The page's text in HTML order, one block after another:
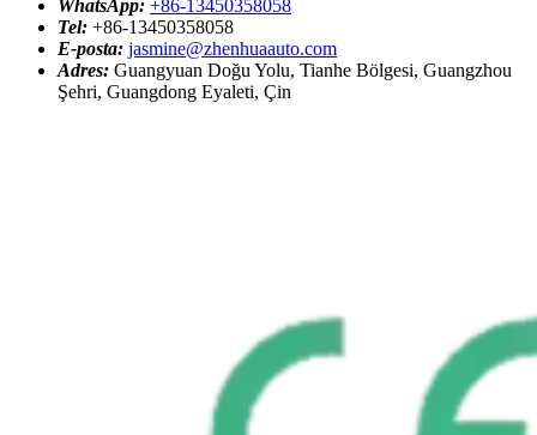
WhatsApp: +86-13450358058
Tel: +86-13450358058
E-posta: jasmine@zhenhuaauto.com
Adres: Guangyuan Doğu Yolu, Tianhe Bölgesi, Guangzhou
Şehri, Guangdong Eyaleti, Çin